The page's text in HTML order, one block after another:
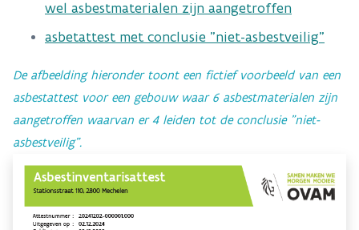
wel asbestmaterialen zijn aangetroffen
asbetattest met conclusie "niet-asbestveilig"
​​De afbeelding hieronder toont een fictief voorbeeld van een
asbestattest voor een gebouw waar 6 asbestmaterialen zijn
aangetroffen waarvan er 4 leiden tot de conclusie "niet-
asbestveilig".